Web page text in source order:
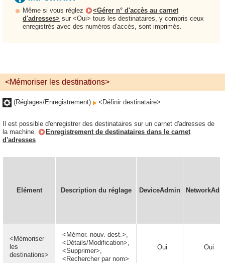
Même si vous réglez
<Gérer n° d'accès au carnet
d'adresses> sur <Oui> tous les destinataires, y compris ceux
enregistrés avec des numéros d'accès, sont imprimés.
<Mémoriser les destinations>
(Réglages/Enregistrement) <Définir destinataire>
Il est possible d'enregistrer des destinataires sur un carnet d'adresses de
la machine.
Enregistrement de destinataires dans le carnet
d'adresses
Elément Description du réglage DeviceAdmin
<Mémoriser
les
destinations>
<Mémor. nouv. dest.>,
<Détails/Modification>,
<Supprimer>,
<Rechercher par nom>
Oui Oui